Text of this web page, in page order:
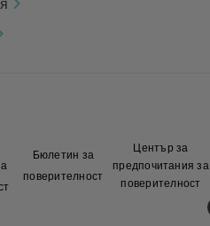
Бюлетин за
поверителност
Център за
предпочитания за
поверителност